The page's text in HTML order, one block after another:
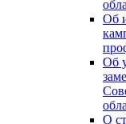
Об
Об
О